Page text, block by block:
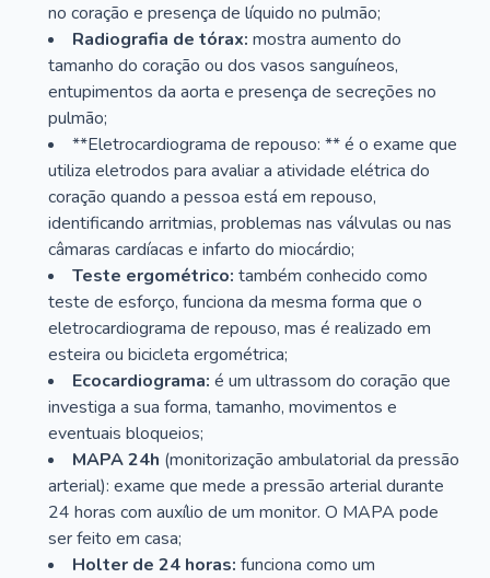
no coração e presença de líquido no pulmão;
Radiografia de tórax: mostra aumento do
tamanho do coração ou dos vasos sanguíneos,
entupimentos da aorta e presença de secreções no
pulmão;
**Eletrocardiograma de repouso: ** é o exame que
utiliza eletrodos para avaliar a atividade elétrica do
coração quando a pessoa está em repouso,
identificando arritmias, problemas nas válvulas ou nas
câmaras cardíacas e infarto do miocárdio;
Teste ergométrico: também conhecido como
teste de esforço, funciona da mesma forma que o
eletrocardiograma de repouso, mas é realizado em
esteira ou bicicleta ergométrica;
Ecocardiograma: é um ultrassom do coração que
investiga a sua forma, tamanho, movimentos e
eventuais bloqueios;
MAPA 24h (monitorização ambulatorial da pressão
arterial): exame que mede a pressão arterial durante
24 horas com auxílio de um monitor. O MAPA pode
ser feito em casa;
Holter de 24 horas: funciona como um